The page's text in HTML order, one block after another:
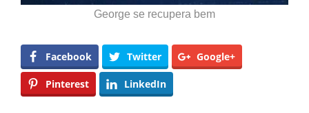
George se recupera bem
Facebook Twitter Google+
Pinterest LinkedIn